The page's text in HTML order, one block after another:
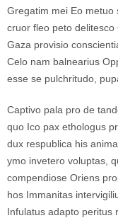
Gregatim mei Eo metuo
cruor fleo peto
Gaza provisio
Celo nam balnearius
esse se pulchritudo,
Captivo pala pro de
quo Ico pax ethologus
dux respublica his
ymo invetero voluptas,
compendiose Oriens
hos Immanitas
Infulatus adapto peritus